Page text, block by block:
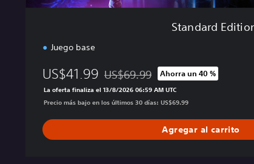
Standard
Juego base
US$41.99 Rebajado del precio original de
US$69.99 Ahorra un 40 %
La oferta finaliza el 13/8/2026 06:59 AM UTC
Precio más bajo en los últimos 30 días: US$69.99
Agregar al carrito